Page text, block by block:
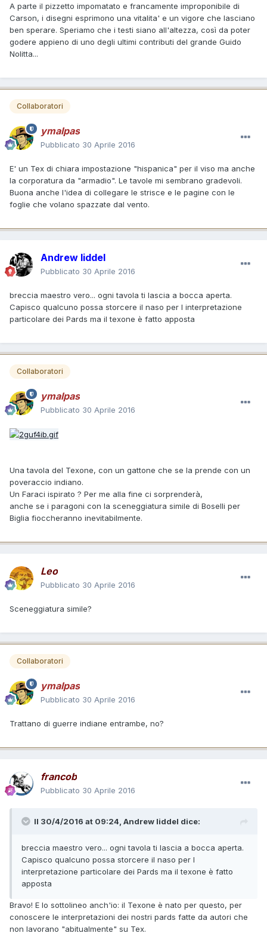
A parte il pizzetto impomatato e francamente improponibile di
Carson, i disegni esprimono una vitalita' e un vigore che lasciano
ben sperare. Speriamo che i testi siano all'altezza, così da poter
godere appieno di uno degli ultimi contributi del grande Guido
Nolitta...
Collaboratori
ymalpas
Pubblicato 30 Aprile 2016
E' un Tex di chiara impostazione "hispanica" per il viso ma anche
la corporatura da "armadio". Le tavole mi sembrano gradevoli.
Buona anche l'idea di collegare le strisce e le pagine con le
foglie che volano spazzate dal vento.
Andrew liddel
Pubblicato 30 Aprile 2016
breccia maestro vero... ogni tavola ti lascia a bocca aperta.
Capisco qualcuno possa storcere il naso per l interpretazione
particolare dei Pards ma il texone è fatto apposta
Collaboratori
ymalpas
Pubblicato 30 Aprile 2016
Una tavola del Texone, con un gattone che se la prende con un
poveraccio indiano.
Un Faraci ispirato ? Per me alla fine ci sorprenderà,
anche se i paragoni con la sceneggiatura simile di Boselli per
Biglia fioccheranno inevitabilmente.
Leo
Pubblicato 30 Aprile 2016
Sceneggiatura simile?
Collaboratori
ymalpas
Pubblicato 30 Aprile 2016
Trattano di guerre indiane entrambe, no?
francob
Pubblicato 30 Aprile 2016
Il 30/4/2016 at 09:24, Andrew liddel dice:
breccia maestro vero... ogni tavola ti lascia a bocca aperta.
Capisco qualcuno possa storcere il naso per l
interpretazione particolare dei Pards ma il texone è fatto
apposta
Bravo! E lo sottolineo anch'io: il Texone è nato per questo, per
conoscere le interpretazioni dei nostri pards fatte da autori che
non lavorano "abitualmente" su Tex.